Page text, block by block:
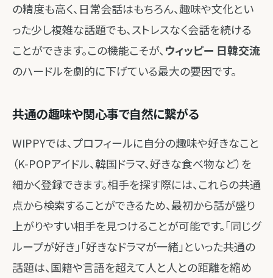
の精度も高く、日常会話はもちろん、趣味や文化とい
った少し複雑な話題でも、ストレスなく会話を続ける
ことができます。この機能こそが、 ウィッピー 日韓交流
のハードルを劇的に下げている最大の要因です。
共通の趣味や関心事で自然に繋がる
WIPPYでは、プロフィールに自分の趣味や好きなこと
（K-POPアイドル、韓国ドラマ、好きな食べ物など）を
細かく登録できます。相手を探す際には、これらの共通
点から検索することができるため、最初から話が盛り
上がりやすい相手を見つけることが可能です。「同じグ
ループが好き」「好きなドラマが一緒」といった共通の
話題は、国籍や言語を超えて人と人との距離を縮め